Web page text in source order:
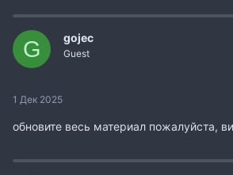
а
и
и
G gojec
Guest
1 Дек 2025
обновите весь материал пожалуйста,